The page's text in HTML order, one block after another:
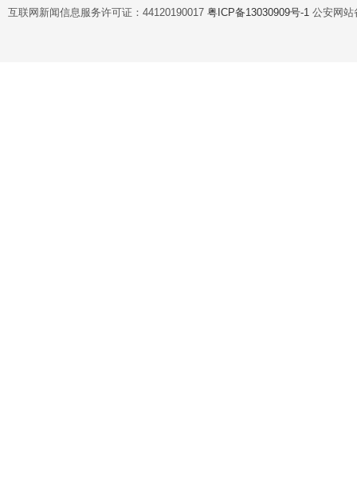
互联网新闻信息服务许可证：44120190017 粤ICP备13030909号-1 公安网站